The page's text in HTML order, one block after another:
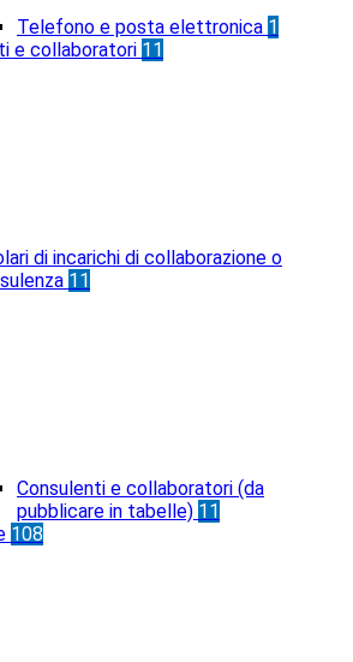
Telefono e posta elettronica 1
e collaboratori 11
di incarichi di collaborazione o
11
Consulenti e collaboratori (da
pubblicare in tabelle) 11
108